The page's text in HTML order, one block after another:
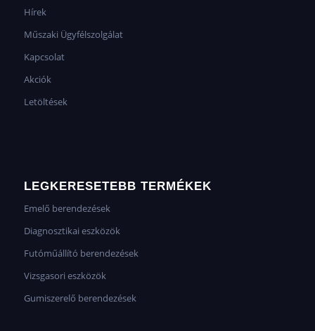
Hírek
Műszaki Ügyfélszolgálat
Kapcsolat
Akciók
Letöltések
LEGKERESETEBB TERMÉKEK
Emelő berendezések
Diagnosztikai eszközök
Futóműállító berendezések
Vizsgasori eszközök
Gumiszerelő berendezések